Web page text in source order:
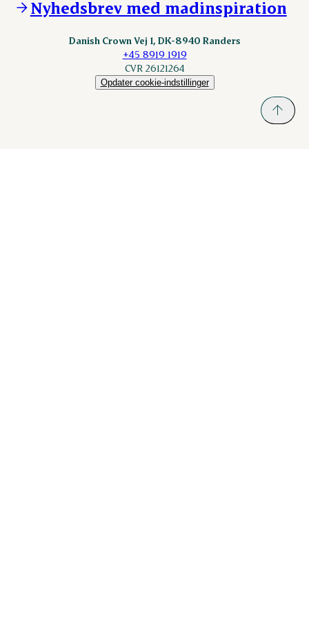
Scanhide.dk
Nyhedsbrev med madinspiration
Danish Crown Vej 1, DK-8940 Randers
+45 8919 1919
CVR 26121264
Opdater cookie-indstillinger